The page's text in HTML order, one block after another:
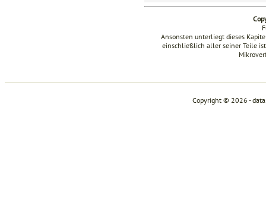
Ansonsten unterliegt dieses
einschließlich aller seiner Teile
Copyright © 2026 -